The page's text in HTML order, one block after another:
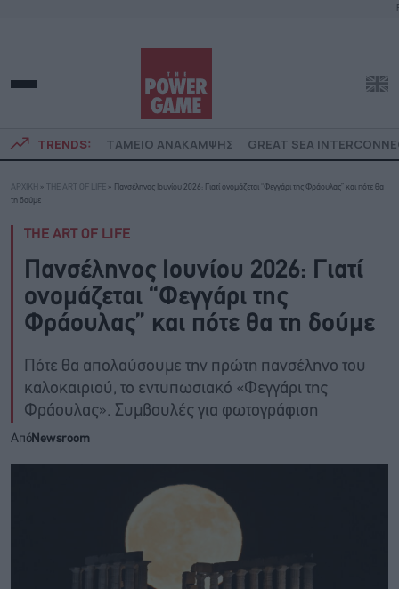
TRENDS: ΤΑΜΕΙΟ ΑΝΑΚΑΜΨΗΣ GREAT SEA
ΑΡΧΙΚΗ » THE ART OF LIFE »
Πανσέληνος Ιουνίου 2026: Γιατί ονομάζεται “Φεγγάρι της Φράουλας” και πότε θα
τη δούμε
THE ART OF LIFE
Πανσέληνος Ιουνίου 2026: Γιατί
ονομάζεται “Φεγγάρι της
Φράουλας” και πότε θα τη δούμε
Πότε θα απολαύσουμε την πρώτη πανσέληνο του
καλοκαιριού, το εντυπωσιακό «Φεγγάρι της
Φράουλας». Συμβουλές για φωτογράφιση
ΑπόNewsroom